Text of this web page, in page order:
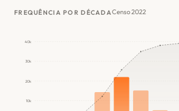
FREQUÊNCIA POR DÉCADACenso 2022
10k
20k
30k
40k